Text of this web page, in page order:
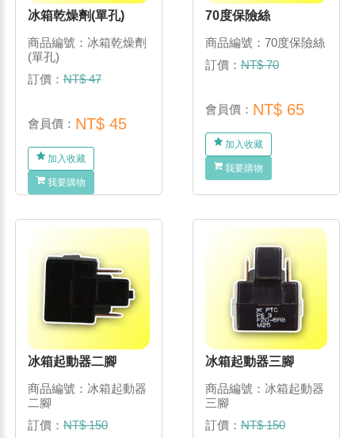
冰箱乾燥劑(單孔)
商品編號：冰箱乾燥劑
(單孔)
訂價：NT$ 47
會員價： NT$ 45
加入收藏
我要購物
70度保險絲
商品編號：70度保險絲
訂價：NT$ 70
會員價： NT$ 65
加入收藏
我要購物
冰箱起動器二腳
商品編號：冰箱起動器
二腳
訂價：NT$ 150
冰箱起動器三腳
商品編號：冰箱起動器
三腳
訂價：NT$ 150